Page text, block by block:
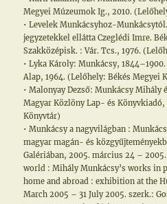
Megyei Múzeumok Ig., 2010.
• Levelek Munkácsyhoz-
jegyzetekkel ellátta Czeglédi Imre.
Szakközépisk. : Vár. Tcs., 1976.
• Lyka Károly: Munkácsy,
Alap, 1964. (Lelőhely: Békés Megyei
• Malonyay Dezső: Munkácsy Mihály
Magyar Közlöny Lap- és
Könyvtár)
• Munkácsy a nagyvilágban :
magyar magán- és
Galériában, 2005. március 24 –
world : Mihály Munkácsy’s works in
home and abroad : exhibition at the
March 2005 – 31 July 2005. szerk.: